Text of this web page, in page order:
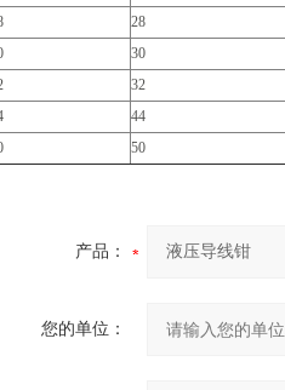
28
30
32
44
50
产品：
您的单位：